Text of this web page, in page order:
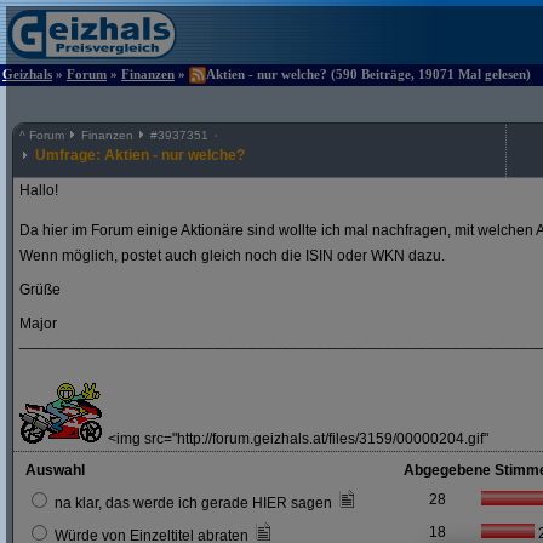
Geizhals » Forum » Finanzen » Aktien - nur welche? (590 Beiträge, 19071 Mal gelesen)
^ Forum Finanzen #3937351
Umfrage: Aktien - nur welche?
Hallo!
Da hier im Forum einige Aktionäre sind wollte ich mal nachfragen, mit welchen
Wenn möglich, postet auch gleich noch die ISIN oder WKN dazu.
Grüße
Major
<img src="http://forum.geizhals.at/files/3159/00000204.gif"
Auswahl
Abgegebene
na klar, das werde ich gerade HIER sagen
28
Würde von Einzeltitel abraten 18